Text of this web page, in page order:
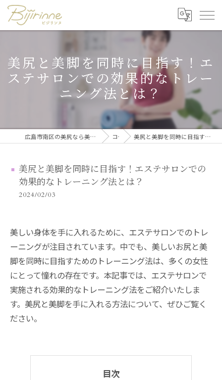
美尻と美脚を同時に目指す！エ
ステサロンでの効果的なトレー
ニング法とは？
広島市南区の美尻なら美尻・美脚トレーニング・セルフ脱毛 ビジリンヌ コラム 美尻と美脚を同時に目指す！エステサロンでの効果的なトレーニング法とは？
美尻と美脚を同時に目指す！エステサロンでの
効果的なトレーニング法とは？
2024/02/03
美しい身体を手に入れるために、エステサロンでのトレ
ーニングが注目されています。中でも、美しいお尻と美
脚を同時に目指すためのトレーニング法は、多くの女性
にとって憧れの存在です。本記事では、エステサロンで
実施される効果的なトレーニング法をご紹介いたしま
す。美尻と美脚を手に入れる方法について、ぜひご覧く
ださい。
目次